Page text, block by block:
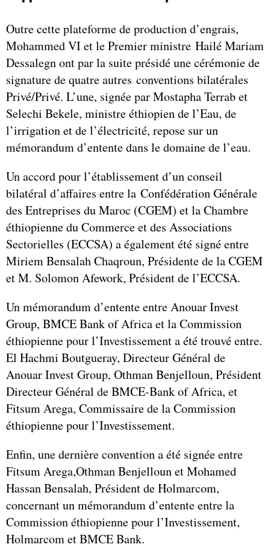
Outre cette plateforme de production d’engrais,
Mohammed VI et le Premier ministre Hailé Mariam
Dessalegn ont par la suite présidé une cérémonie de
signature de quatre autres conventions bilatérales
Privé/Privé. L’une, signée par Mostapha Terrab et
Selechi Bekele, ministre éthiopien de l’Eau, de
l’irrigation et de l’électricité, repose sur un
mémorandum d’entente dans le domaine de l’eau.
Un accord pour l’établissement d’un conseil
bilatéral d’affaires entre la Confédération Générale
des Entreprises du Maroc (CGEM) et la Chambre
éthiopienne du Commerce et des Associations
Sectorielles (ECCSA) a également été signé entre
Miriem Bensalah Chaqroun, Présidente de la CGEM
et M. Solomon Afework, Président de l’ECCSA.
Un mémorandum d’entente entre Anouar Invest
Group, BMCE Bank of Africa et la Commission
éthiopienne pour l’Investissement a été trouvé entre.
El Hachmi Boutgueray, Directeur Général de
Anouar Invest Group, Othman Benjelloun, Président
Directeur Général de BMCE-Bank of Africa, et
Fitsum Arega, Commissaire de la Commission
éthiopienne pour l’Investissement.
Enfin, une dernière convention a été signée entre
Fitsum Arega,Othman Benjelloun et Mohamed
Hassan Bensalah, Président de Holmarcom,
concernant un mémorandum d’entente entre la
Commission éthiopienne pour l’Investissement,
Holmarcom et BMCE Bank.